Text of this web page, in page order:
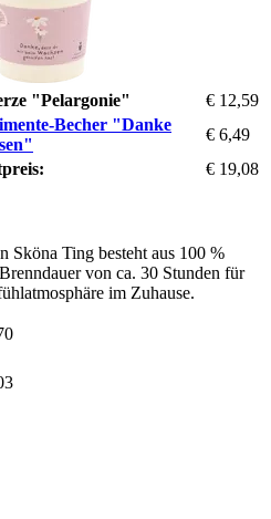
"Pelargonie"
€ 12,59
Becher "Danke
€ 6,49
€ 19,08
Sköna Ting besteht aus 100 %
von ca. 30 Stunden für
im Zuhause.